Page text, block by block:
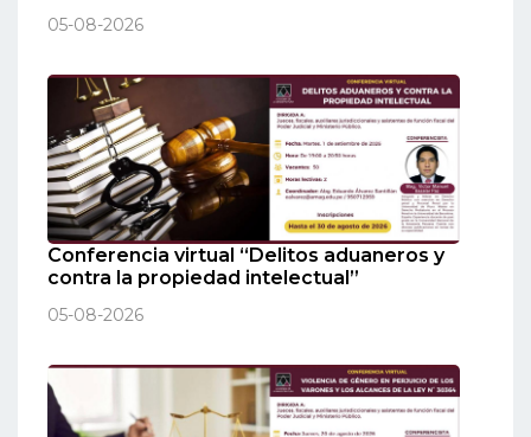
05-08-2026
Conferencia virtual “Delitos aduaneros y
contra la propiedad intelectual”
05-08-2026